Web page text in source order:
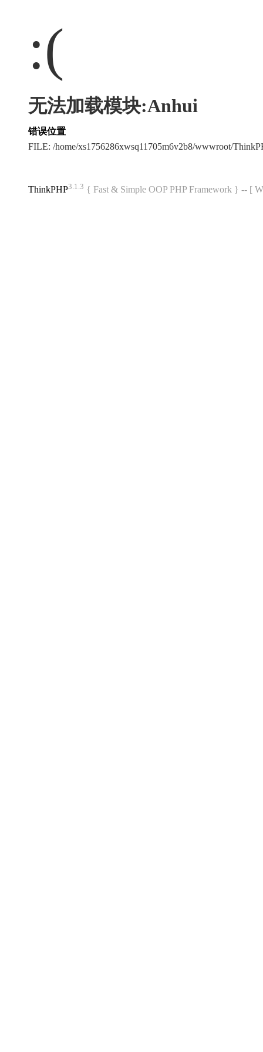
:(
无法加载模块:Anhui
错误位置
FILE: /home/xs1756286xwsq11705m6v2b8/wwwroot/
ThinkPHP3.1.3 { Fast & Simple OOP PHP Framework } -- [